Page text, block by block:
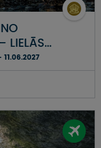
LIELĀS
UN MAZĀ